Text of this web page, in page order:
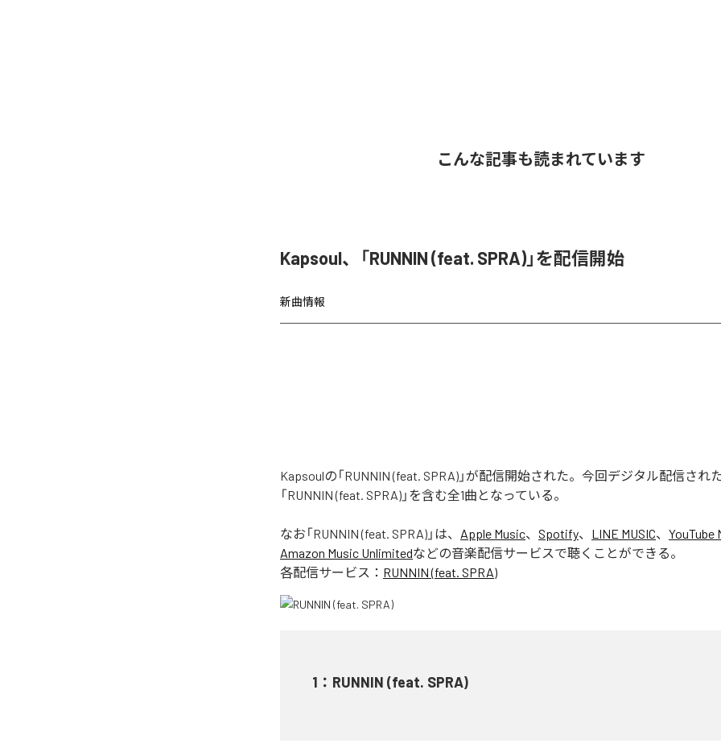
こんな記事も読まれています
Kapsoul、「RUNNIN (feat. SPRA)」を配信開始
新曲情報
Kapsoulの「RUNNIN (feat. SPRA)」が配信開始された。今回デジタル配信され
「RUNNIN (feat. SPRA)」を含む全1曲となっている。
なお「RUNNIN (feat. SPRA) 」は、 Apple Music、 Spotify、 LINE MUSIC、 YouTube
Amazon Music Unlimitedなどの音楽配信サービスで聴くことができる。
各配信サービス： RUNNIN (feat. SPRA)
1 ： RUNNIN (feat. SPRA)